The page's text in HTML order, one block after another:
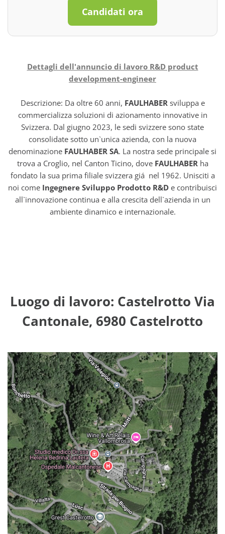
Candidati ora
Dettagli dell'annuncio di lavoro R&D product
development-engineer
Descrizione: Da oltre 60 anni, FAULHABERsviluppa e
commercializza soluzioni di azionamento innovative in
Svizzera. Dal giugno 2023, le sedi svizzere sono state
consolidate sotto un`unica azienda, con la nuova
denominazione FAULHABER SA. La nostra sede principale si
trova a Croglio, nel Canton Ticino, dove FAULHABERha
fondato la sua prima filiale svizzera giá nel 1962. Unisciti a
noi come Ingegnere Sviluppo Prodotto R&D e contribuisci
all`innovazione continua e alla crescita dell`azienda in un
ambiente dinamico e internazionale.
Luogo di lavoro: Castelrotto Via
Cantonale, 6980 Castelrotto